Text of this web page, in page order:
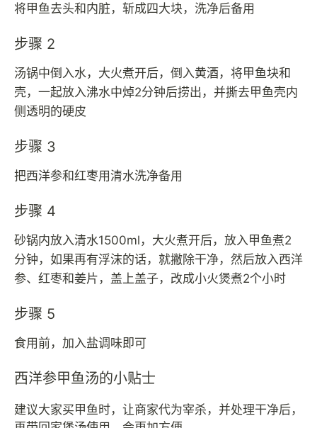
将甲鱼去头和内脏，斩成四大块，洗净后备用
步骤 2
汤锅中倒入水，大火煮开后，倒入黄酒，将甲鱼块和
壳，一起放入沸水中焯2分钟后捞出，并撕去甲鱼壳内
侧透明的硬皮
步骤 3
把西洋参和红枣用清水洗净备用
步骤 4
砂锅内放入清水1500ml，大火煮开后，放入甲鱼煮2
分钟，如果再有浮沫的话，就撇除干净，然后放入西洋
参、红枣和姜片，盖上盖子，改成小火煲煮2个小时
步骤 5
食用前，加入盐调味即可
西洋参甲鱼汤的小贴士
建议大家买甲鱼时，让商家代为宰杀，并处理干净后，